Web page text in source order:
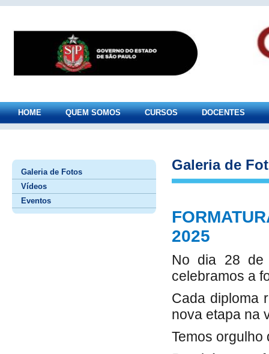
HOME QUEM SOMOS CURSOS DOCENTES
Galeria de Fotos
Vídeos
Eventos
Galeria de
2025
No dia 28 de
celebramos a
Cada diploma
nova etapa na
Temos orgulho